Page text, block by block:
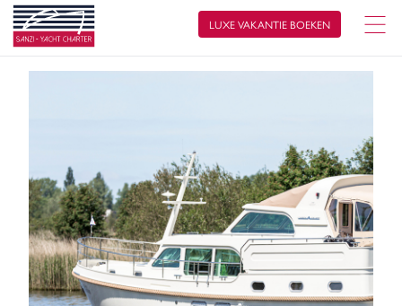
LUXE VAKANTIE BOEKEN